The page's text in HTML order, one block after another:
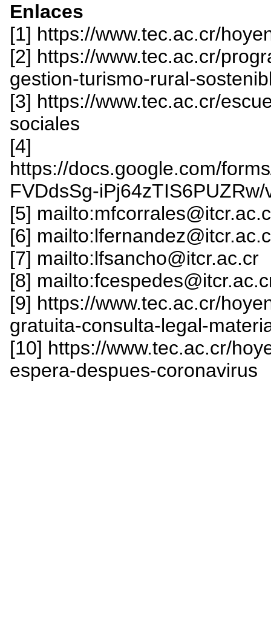
Enlaces
[1] https://www.tec.ac.cr/
[2] https://www.tec.ac.cr/
gestion-turismo-rural-
[3] https://www.tec.ac.cr/
sociales
[4]
https://docs.google.com/
FVDdsSg-
[5]
[6]
[7] mailto:lfsancho@itcr.ac.cr
[8]
[9] https://www.tec.ac.cr/
gratuita-consulta-legal-
[10] https://www.tec.ac.cr/
espera-despues-coronavirus